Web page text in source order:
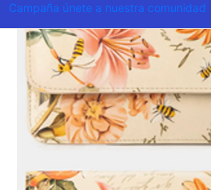
Campaña únete a nuestra comunidad